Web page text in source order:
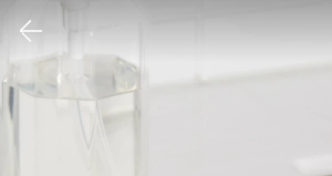
클릭 시 이미지 확대 보기 팝업 열림